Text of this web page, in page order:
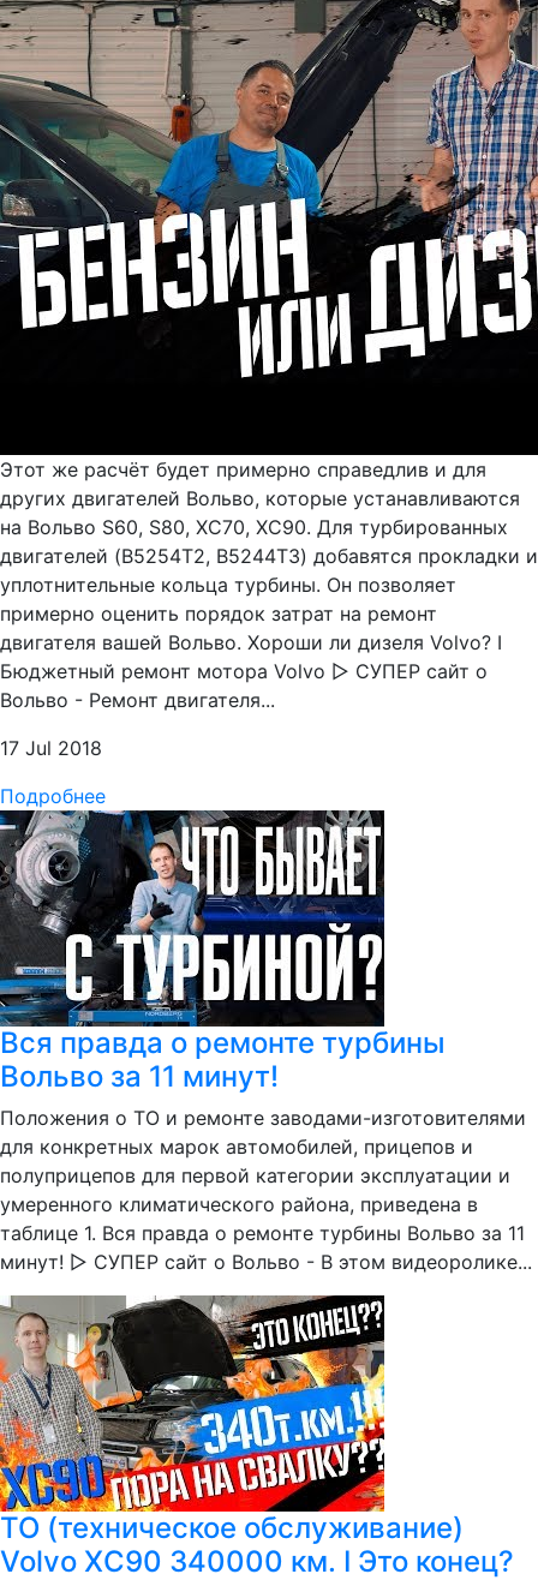
Этот же расчёт будет примерно справедлив и для
других двигателей Вольво, которые устанавливаются
на Вольво S60, S80, XC70, XC90. Для турбированных
двигателей (B5254T2, B5244T3) добавятся прокладки и
уплотнительные кольца турбины. Он позволяет
примерно оценить порядок затрат на ремонт
двигателя вашей Вольво. Хороши ли дизеля Volvo? I
Бюджетный ремонт мотора Volvo ▷ СУПЕР сайт о
Вольво - Ремонт двигателя...
17 Jul 2018
Подробнее
Вся правда о ремонте турбины
Вольво за 11 минут!
Положения о ТО и ремонте заводами-изготовителями
для конкретных марок автомобилей, прицепов и
полуприцепов для первой категории эксплуатации и
умеренного климатического района, приведена в
таблице 1. Вся правда о ремонте турбины Вольво за 11
минут! ▷ СУПЕР сайт о Вольво - В этом видеоролике...
ТО (техническое обслуживание)
Volvo ХС90 340000 км. I Это конец?